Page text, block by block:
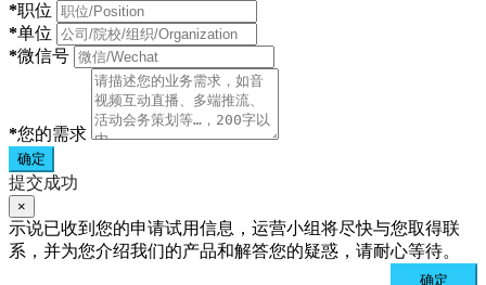
*职位
*单位
*微信号
*您的需求
确定
提交成功
×
示说已收到您的申请试用信息，运营小组将尽快与您取得联
系，并为您介绍我们的产品和解答您的疑惑，请耐心等待。
确定